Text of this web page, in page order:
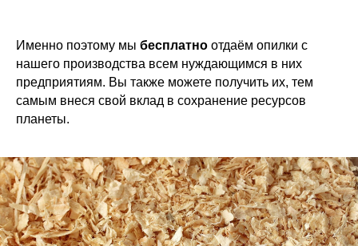
Именно поэтому мы бесплатно отдаём опилки с
нашего производства всем нуждающимся в них
предприятиям. Вы также можете получить их, тем
самым внеся свой вклад в сохранение ресурсов
планеты.